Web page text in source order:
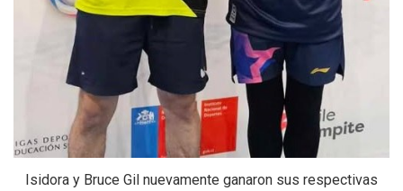
Isidora y Bruce Gil nuevamente ganaron sus respectivas